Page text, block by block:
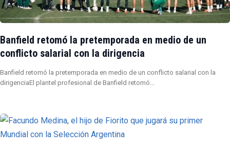
Banfield retomó la pretemporada en medio de un
conflicto salarial con la dirigencia
Banfield retomó la pretemporada en medio de un conflicto salarial con la
dirigenciaEl plantel profesional de Banfield retomó…